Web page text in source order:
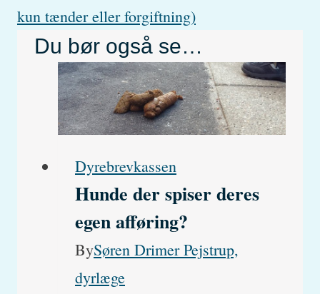
kun tænder eller forgiftning)
Du bør også se…
Dyrebrevkassen
Hunde der spiser deres
egen afføring?
BySøren Drimer Pejstrup,
dyrlæge